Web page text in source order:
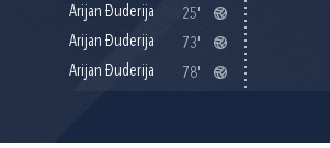
Arijan Đuderija
25'
Arijan Đuderija
73'
Arijan Đuderija
78'